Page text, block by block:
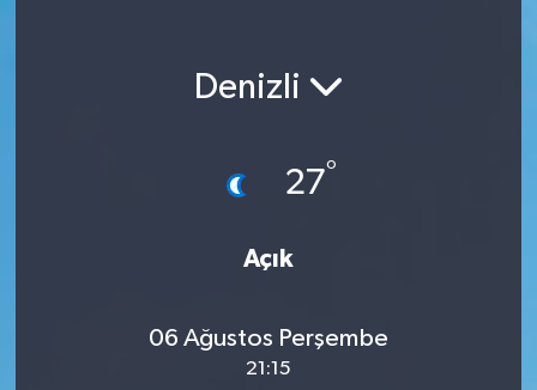
Denizli
27°
Açık
06 Ağustos Perşembe
21:15